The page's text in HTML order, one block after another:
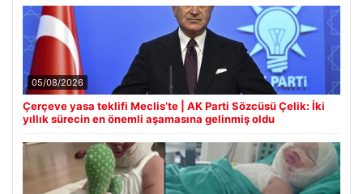
05/08/2026
Çerçeve yasa teklifi Meclis’te | AK Parti Sözcüsü Çelik: İki
yıllık sürecin en önemli aşamasına gelinmiş oldu